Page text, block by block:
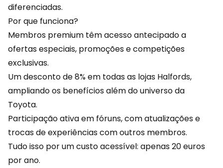
diferenciadas.
Por que funciona?
Membros premium têm acesso antecipado a
ofertas especiais, promoções e competições
exclusivas.
Um desconto de 8% em todas as lojas Halfords,
ampliando os benefícios além do universo da
Toyota.
Participação ativa em fóruns, com atualizações e
trocas de experiências com outros membros.
Tudo isso por um custo acessível: apenas 20 euros
por ano.